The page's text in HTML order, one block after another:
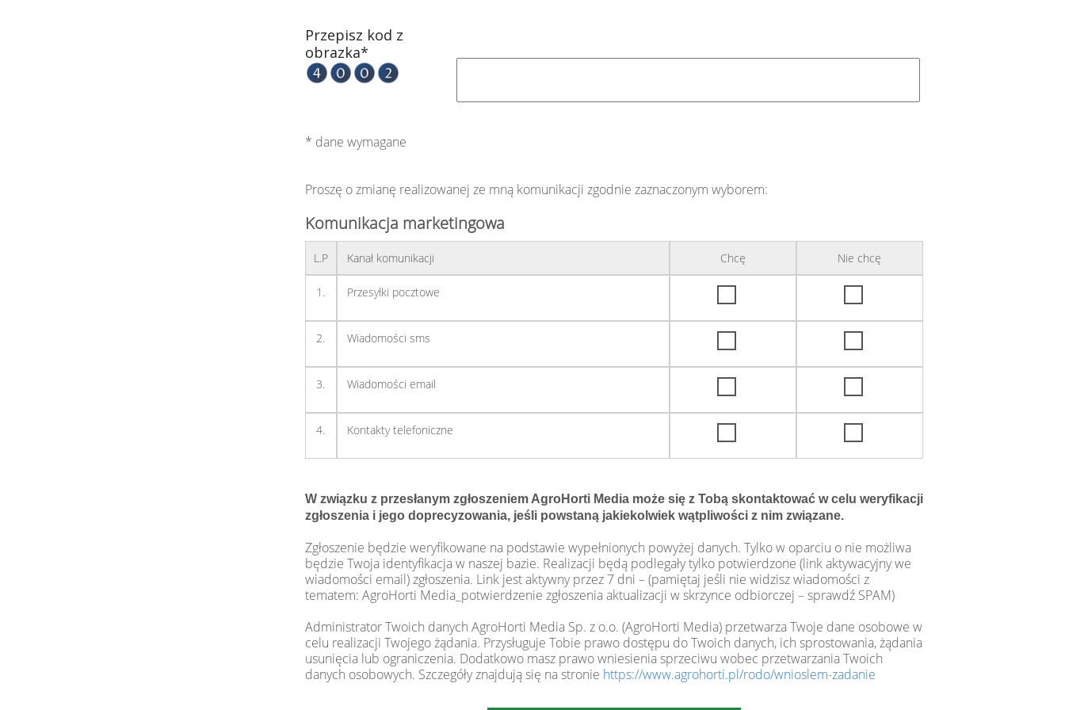
Przepisz kod z
obrazka*
* dane wymagane
Proszę o zmianę realizowanej ze mną komunikacji zgodnie zaznaczonym wyborem:
Komunikacja marketingowa
L.P Kanał komunikacji Chcę Nie chcę
1. Przesyłki pocztowe
2. Wiadomości sms
3. Wiadomości email
4. Kontakty telefoniczne
W związku z przesłanym zgłoszeniem AgroHorti Media może się z Tobą skontaktować w celu weryfikacji
zgłoszenia i jego doprecyzowania, jeśli powstaną jakiekolwiek wątpliwości z nim związane.
Zgłoszenie będzie weryfikowane na podstawie wypełnionych powyżej danych. Tylko w oparciu o nie możliwa
będzie Twoja identyfikacja w naszej bazie. Realizacji będą podlegały tylko potwierdzone (link aktywacyjny we
wiadomości email) zgłoszenia. Link jest aktywny przez 7 dni – (pamiętaj jeśli nie widzisz wiadomości z
tematem: AgroHorti Media_potwierdzenie zgłoszenia aktualizacji w skrzynce odbiorczej – sprawdź SPAM)
Administrator Twoich danych AgroHorti Media Sp. z o.o. (AgroHorti Media) przetwarza Twoje dane osobowe w
celu realizacji Twojego żądania. Przysługuje Tobie prawo dostępu do Twoich danych, ich sprostowania, żądania
usunięcia lub ograniczenia. Dodatkowo masz prawo wniesienia sprzeciwu wobec przetwarzania Twoich
danych osobowych. Szczegóły znajdują się na stronie https://www.agrohorti.pl/rodo/wnioslem-zadanie